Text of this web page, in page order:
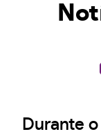
Durante